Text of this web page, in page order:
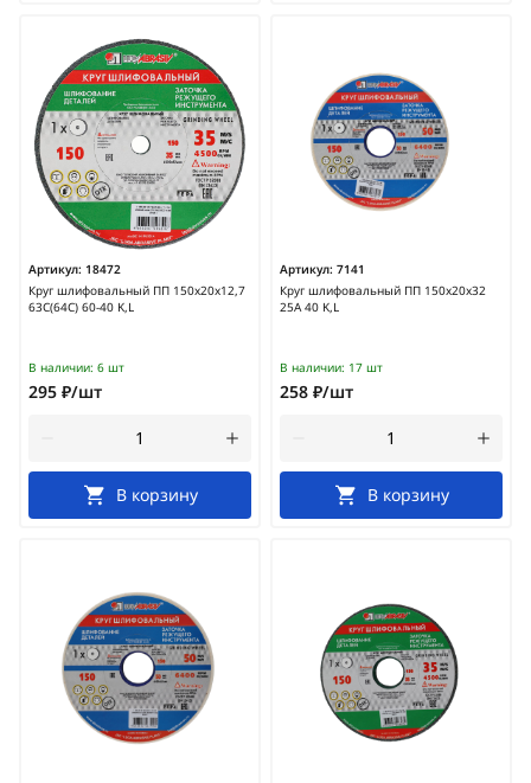
Артикул: 18472
Круг шлифовальный ПП 150х20х12,7
63С(64С) 60-40 K,L
В наличии: 6 шт
295 ₽/шт
В корзину
Артикул: 7141
Круг шлифовальный ПП 150х20х32
25А 40 K,L
В наличии: 17 шт
258 ₽/шт
В корзину